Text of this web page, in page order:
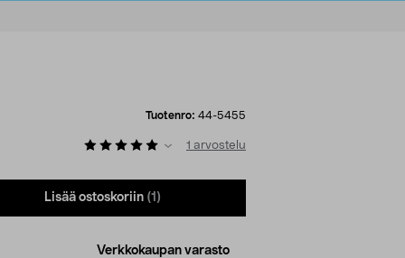
Tuotenro: 44-5455
1 arvostelu
Lisää ostoskoriin (1)
Verkkokaupan varasto